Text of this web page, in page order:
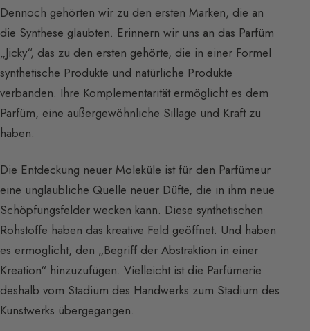
Dennoch gehörten wir zu den ersten Marken, die an
die Synthese glaubten. Erinnern wir uns an das Parfüm
„Jicky“, das zu den ersten gehörte, die in einer Formel
synthetische Produkte und natürliche Produkte
verbanden. Ihre Komplementarität ermöglicht es dem
Parfüm, eine außergewöhnliche Sillage und Kraft zu
haben.
Die Entdeckung neuer Moleküle ist für den Parfümeur
eine unglaubliche Quelle neuer Düfte, die in ihm neue
Schöpfungsfelder wecken kann. Diese synthetischen
Rohstoffe haben das kreative Feld geöffnet. Und haben
es ermöglicht, den „Begriff der Abstraktion in einer
Kreation“ hinzuzufügen. Vielleicht ist die Parfümerie
deshalb vom Stadium des Handwerks zum Stadium des
Kunstwerks übergegangen.